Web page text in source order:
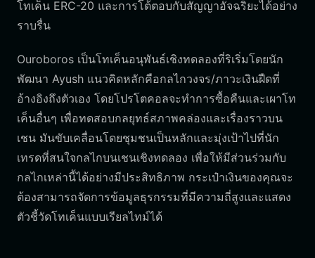
โทเค็น ERC-20 และการโต้ตอบกับสัญญาอัจฉริยะได้อย่าง
ราบรื่น
Ouroboros เป็นโทเค็นอนุพันธ์เชิงทดลองที่ริเริ่มโดยนัก
พัฒนา Ayush แนวคิดหลักคือกลไกวงจร/ภาวะเงินฝืดที่
อ้างอิงถึงตัวเอง โดยโปรโตคอลจะทำการซื้อคืนและเผาโท
เค็นอื่นๆ เพื่อทดสอบกลยุทธ์สภาพคล่องและเรื่องราวบน
เชน มันขับเคลื่อนโดยชุมชนเป็นหลักและมุ่งเป้าไปที่นัก
เทรดที่สนใจกลไกบนเชนเชิงทดลอง เพื่อให้มีส่วนร่วมกับ
กลไกเหล่านี้ได้อย่างมีประสิทธิภาพ กระเป๋าเงินของคุณจะ
ต้องสามารถจัดการข้อมูลธุรกรรมที่มีความถี่สูงและแสดง
ตัวชี้วัดโทเค็นแบบเรียลไทม์ได้